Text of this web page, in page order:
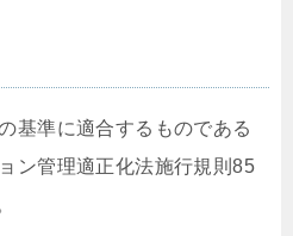
基準に適合するものである
ン管理適正化法施行規則85